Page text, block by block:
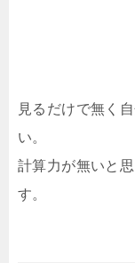
見るだけで無く
い。
計算力が無いと
す。